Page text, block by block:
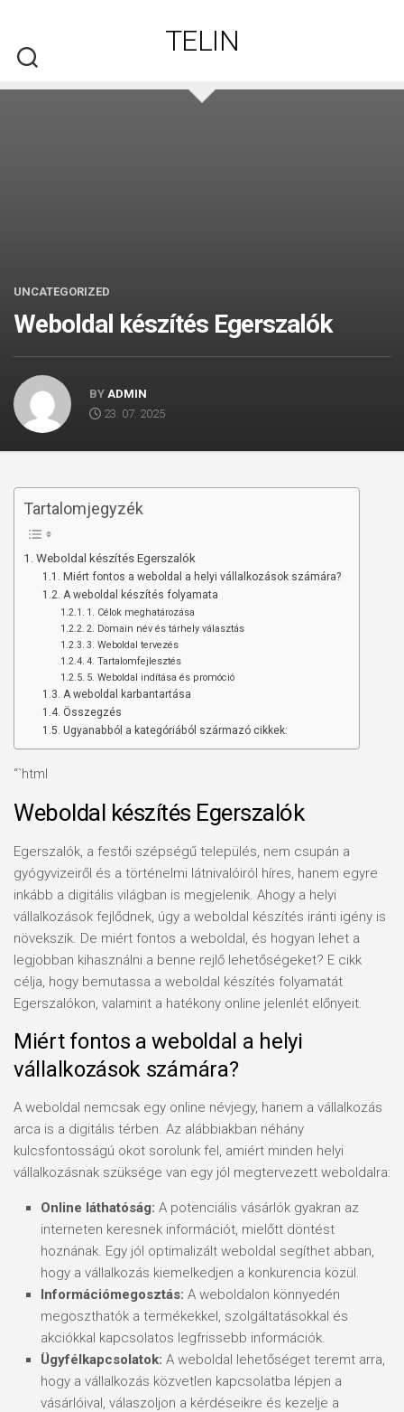
content
TELIN
UNCATEGORIZED
Weboldal készítés​ Egerszalók
BY ADMIN
23. 07. 2025
Tartalomjegyzék
Weboldal készítés Egerszalók
Miért fontos a weboldal a helyi vállalkozások számára?
A weboldal készítés folyamata
1. Célok meghatározása
2. Domain név és tárhely választás
3. Weboldal tervezés
4. Tartalomfejlesztés
5. Weboldal indítása és promóció
A weboldal karbantartása
Összegzés
Ugyanabból a kategóriából származó cikkek:
“`html
Weboldal készítés Egerszalók
Egerszalók, a festői szépségű település, nem csupán a
gyógyvizeiről és a történelmi látnivalóiról híres, hanem egyre
inkább a digitális világban is megjelenik. Ahogy a helyi
vállalkozások fejlődnek, úgy a weboldal készítés iránti igény is
növekszik. De miért fontos a weboldal, és hogyan lehet a
legjobban kihasználni a benne rejlő lehetőségeket? E cikk
célja, hogy bemutassa a weboldal készítés folyamatát
Egerszalókon, valamint a hatékony online jelenlét előnyeit.
Miért fontos a weboldal a helyi
vállalkozások számára?
A weboldal nemcsak egy online névjegy, hanem a vállalkozás
arca is a digitális térben. Az alábbiakban néhány
kulcsfontosságú okot sorolunk fel, amiért minden helyi
vállalkozásnak szüksége van egy jól megtervezett weboldalra:
Online láthatóság: A potenciális vásárlók gyakran az
interneten keresnek információt, mielőtt döntést
hoznának. Egy jól optimalizált weboldal segíthet abban,
hogy a vállalkozás kiemelkedjen a konkurencia közül.
Információmegosztás: A weboldalon könnyedén
megoszthatók a termékekkel, szolgáltatásokkal és
akciókkal kapcsolatos legfrissebb információk.
Ügyfélkapcsolatok: A weboldal lehetőséget teremt arra,
hogy a vállalkozás közvetlen kapcsolatba lépjen a
vásárlóival, válaszoljon a kérdéseikre és kezelje a